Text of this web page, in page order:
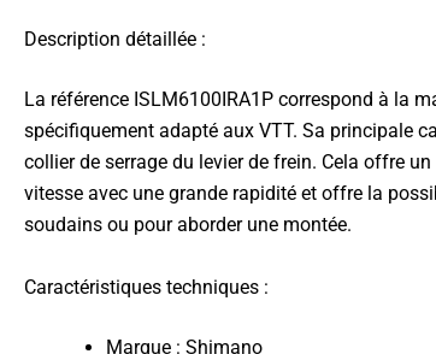
Description détaillée :
La référence ISLM6100IRA1P correspond à la
spécifiquement adapté aux VTT. Sa principale
collier de serrage du levier de frein. Cela offre
vitesse avec une grande rapidité et offre la
soudains ou pour aborder une montée.
Caractéristiques techniques :
Marque : Shimano